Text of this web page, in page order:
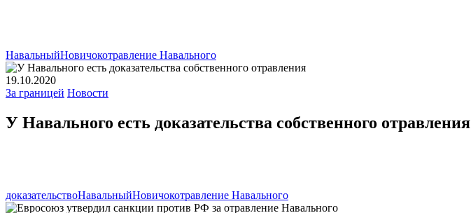
НавальныйНовичокотравление Навального
19.10.2020
За границей Новости
У Навального есть доказательства собственного отравления
доказательствоНавальныйНовичокотравление Навального